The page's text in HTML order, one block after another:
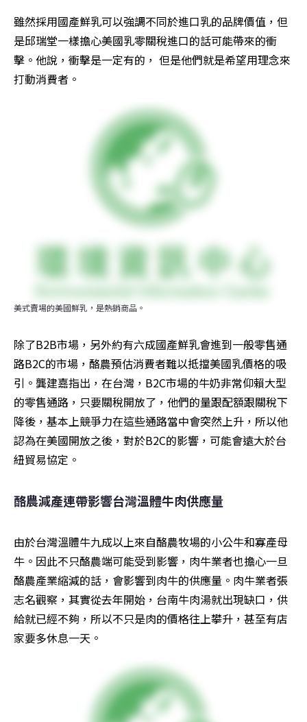
雖然採用國產鮮乳可以強調不同於進口乳的品牌價值，但
是邱瑞堂一樣擔心美國乳零關稅進口的話可能帶來的衝
擊。他說，衝擊是一定有的， 但是他們就是希望用理念來
打動消費者。
美式賣場的美國鮮乳，是熱銷商品。
除了B2B市場，另外約有六成國產鮮乳會進到一般零售通
路B2C的市場，酪農預估消費者難以抵擋美國乳價格的吸
引。龔建嘉指出，在台灣，B2C市場的牛奶非常仰賴大型
的零售通路，只要關稅開放了，他們的量跟配額跟關稅下
降後，基本上競爭力在這些通路當中會突然上升，所以他
認為在美國開放之後，對於B2C的影響，可能會遠大於台
紐貿易協定。
酪農減產連帶影響台灣溫體牛肉供應量
由於台灣溫體牛九成以上來自酪農牧場的小公牛和寡產母
牛。因此不只酪農端可能受到影響，肉牛業者也擔心一旦
酪農產業縮減的話，會影響到肉牛的供應量。肉牛業者張
志名觀察，其實從去年開始，台南牛肉湯就出現缺口，供
給就已經不夠，所以不只是肉的價格往上攀升，甚至有店
家要多休息一天。